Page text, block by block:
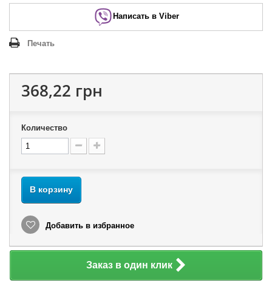
Написать в Viber
Печать
368,22 грн
Количество
В корзину
Добавить в избранное
Заказ в один клик